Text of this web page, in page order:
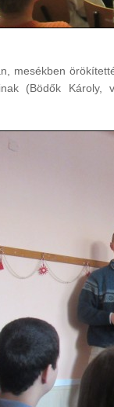
mesékben
(Bödők Károly,